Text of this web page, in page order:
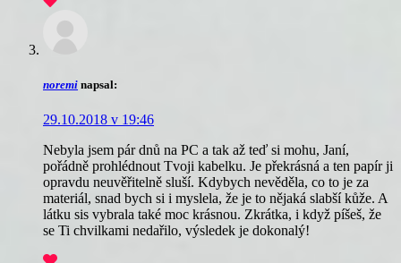
noremi napsal:
29.10.2018 v 19:46
Nebyla jsem pár dnů na PC a tak až teď si mohu, Janí,
pořádně prohlédnout Tvoji kabelku. Je překrásná a ten papír ji
opravdu neuvěřitelně sluší. Kdybych nevěděla, co to je za
materiál, snad bych si i myslela, že je to nějaká slabší kůže. A
látku sis vybrala také moc krásnou. Zkrátka, i když píšeš, že
se Ti chvilkami nedařilo, výsledek je dokonalý!